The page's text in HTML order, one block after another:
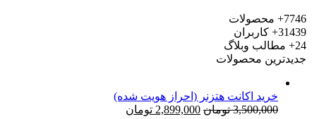
7746+
محصولات
31439+
کاربران
24+
مطالب وبلاگ
جدیدترین محصولات
خرید اکانت هتزنر (احراز هویت شده)
3,500,000 تومان قیمت
2,899,000 تومان